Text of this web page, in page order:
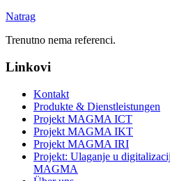
Natrag
Trenutno nema referenci.
Linkovi
Kontakt
Produkte & Dienstleistungen
Projekt MAGMA ICT
Projekt MAGMA IKT
Projekt MAGMA IRI
Projekt: Ulaganje u
MAGMA